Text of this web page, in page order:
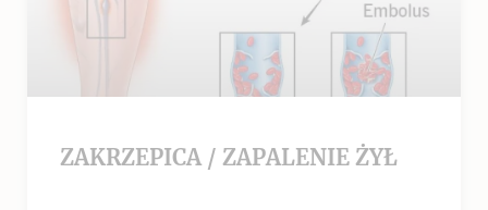
ZAKRZEPICA / ZAPALENIE ŻYŁ